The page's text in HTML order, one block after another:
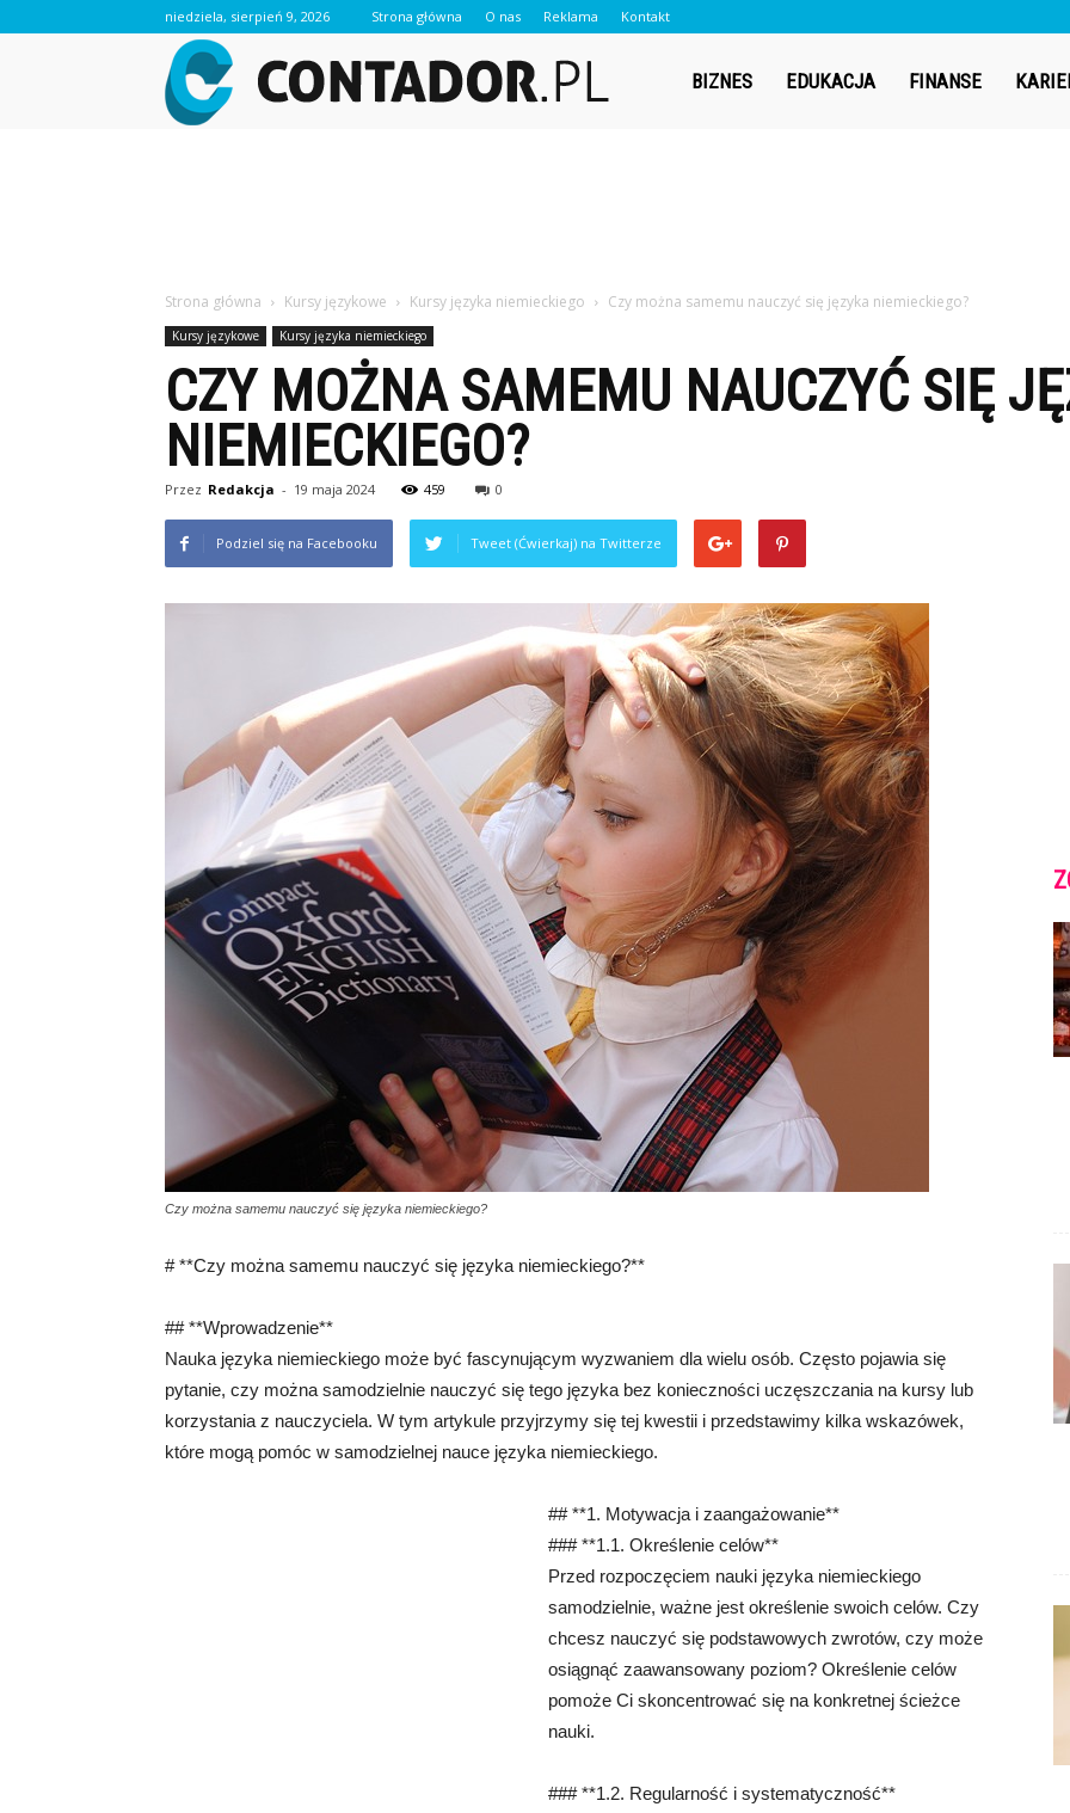
niedziela, sierpień 9, 2026 Strona główna O nas Reklama Kontakt
Contador.plBIZNES EDUKACJA FINANSE
Strona główna Kursy językowe Kursy języka niemieckiego Czy można samemu nauczyć się języka niemieckiego?
Kursy językowe Kursy języka niemieckiego
CZY MOŻNA SAMEMU NAUCZYĆ SIĘ
NIEMIECKIEGO?
Przez Redakcja - 19 maja 2024 459 0
Podziel się na Facebooku Tweet (Ćwierkaj) na Twitterze
Czy można samemu nauczyć się języka niemieckiego?
# **Czy można samemu nauczyć się języka niemieckiego?**
## **Wprowadzenie**
Nauka języka niemieckiego może być fascynującym wyzwaniem dla wielu osób. Często pojawia się
pytanie, czy można samodzielnie nauczyć się tego języka bez konieczności uczęszczania na kursy lub
korzystania z nauczyciela. W tym artykule przyjrzymy się tej kwestii i przedstawimy kilka wskazówek,
które mogą pomóc w samodzielnej nauce języka niemieckiego.
## **1. Motywacja i zaangażowanie**
### **1.1. Określenie celów**
Przed rozpoczęciem nauki języka niemieckiego
samodzielnie, ważne jest określenie swoich celów. Czy
chcesz nauczyć się podstawowych zwrotów, czy może
osiągnąć zaawansowany poziom? Określenie celów
pomoże Ci skoncentrować się na konkretnej ścieżce
nauki.
### **1.2. Regularność i systematyczność**